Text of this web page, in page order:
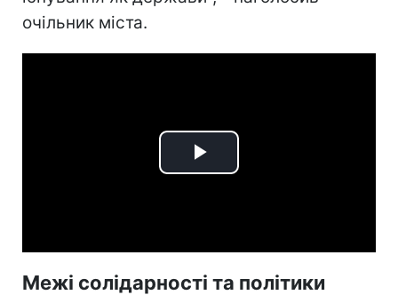
очільник міста.
Play
Межі солідарності та політики